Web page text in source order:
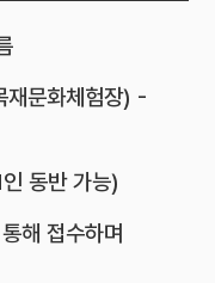
재문화체험장) -
동반 가능)
해 접수하며